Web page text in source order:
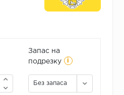
Запас на
подрезку
i
Без запаса